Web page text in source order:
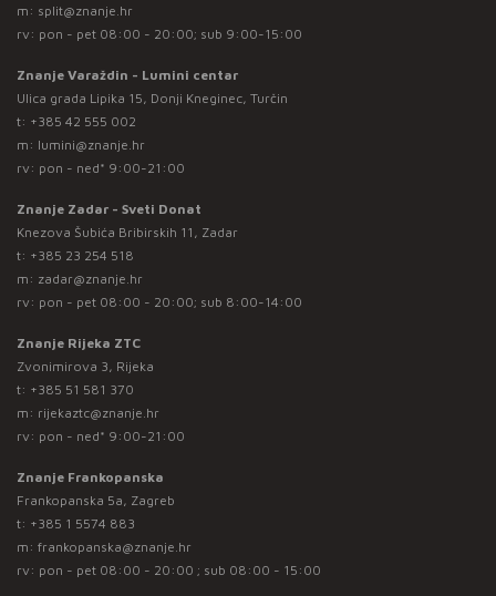
m: split@znanje.hr
rv: pon - pet 08:00 - 20:00; sub 9:00-15:00
Znanje Varaždin - Lumini centar
Ulica grada Lipika 15, Donji Kneginec, Turčin
t: +385 42 555 002
m: lumini@znanje.hr
rv: pon - ned* 9:00-21:00
Znanje Zadar - Sveti Donat
Knezova Šubića Bribirskih 11, Zadar
t: +385 23 254 518
m: zadar@znanje.hr
rv: pon - pet 08:00 - 20:00; sub 8:00-14:00
Znanje Rijeka ZTC
Zvonimirova 3, Rijeka
t: +385 51 581 370
m: rijekaztc@znanje.hr
rv: pon - ned* 9:00-21:00
Znanje Frankopanska
Frankopanska 5a, Zagreb
t: +385 1 5574 883
m: frankopanska@znanje.hr
rv: pon - pet 08:00 - 20:00 ; sub 08:00 - 15:00